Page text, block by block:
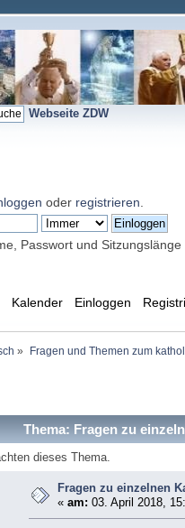
Webseite ZDW
oder registrieren
Passwort und Sitzungslänge
Kalender Einloggen
» Fragen und Themen zum
Thema: Fragen zu
dieses Thema.
Fragen zu einzelnen
«am: 03. April 2018,